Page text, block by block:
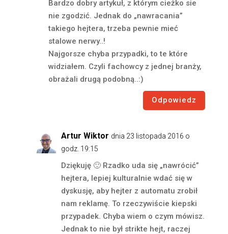
Bardzo dobry artykuł, z którym cieżko sie
nie zgodzić. Jednak do „nawracania”
takiego hejtera, trzeba pewnie mieć
stalowe nerwy..!
Najgorsze chyba przypadki, to te które
widziałem. Czyli fachowcy z jednej branży,
obrażali drugą podobną..:)
Odpowiedz
Artur Wiktor dnia 23 listopada 2016 o
godz. 19:15
Dziękuję 🙂 Rzadko uda się „nawrócić”
hejtera, lepiej kulturalnie wdać się w
dyskusję, aby hejter z automatu zrobił
nam reklamę. To rzeczywiście kiepski
przypadek. Chyba wiem o czym mówisz.
Jednak to nie był strikte hejt, raczej